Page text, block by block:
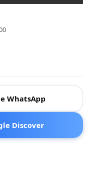
WhatsApp
Discover